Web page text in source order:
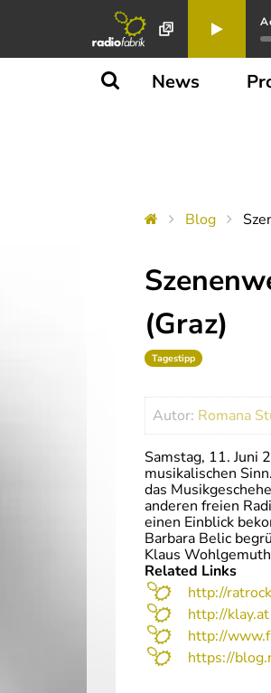
News
Blog
(Graz)
Tagestipp
Autor: Romana
Samstag, 11. Juni
musikalischen
das
anderen freien
einen Einblick
Barbara Belic
Klaus
Related Links
http://
http://klay.at
http://
https://